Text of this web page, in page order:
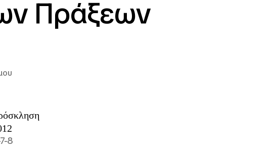
Πράξεων
8